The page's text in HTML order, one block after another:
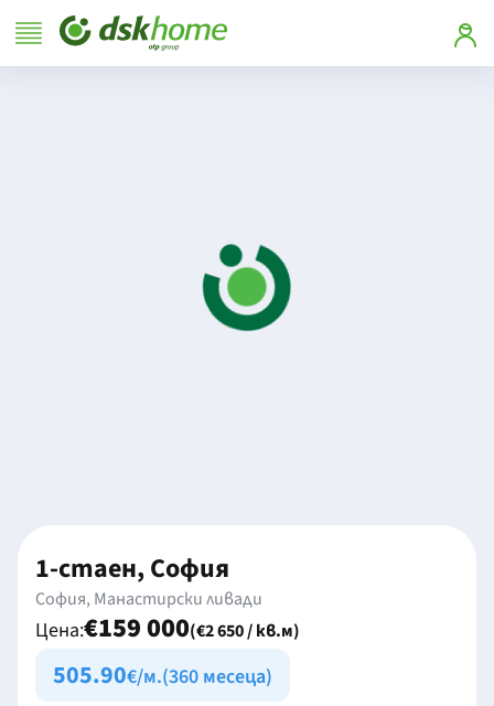
1-стаен, София
София, Манастирски ливади
Цена:€159 000(€2 650 / кв.м)
505.90€/м.(360 месеца)